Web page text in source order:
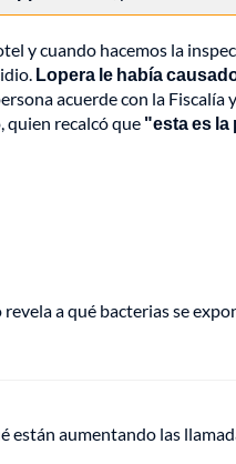
y cuando hacemos la
Lopera le había
acuerde con la
quien recalcó que "esta es la
revela a qué bacterias se
están aumentando las